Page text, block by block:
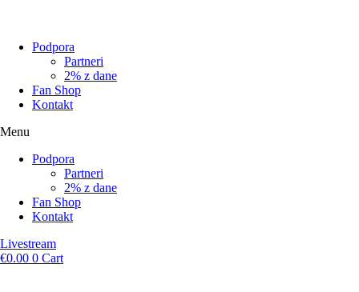
Podpora
Partneri
2% z dane
Fan Shop
Kontakt
Menu
Podpora
Partneri
2% z dane
Fan Shop
Kontakt
Livestream
€0.00 0 Cart